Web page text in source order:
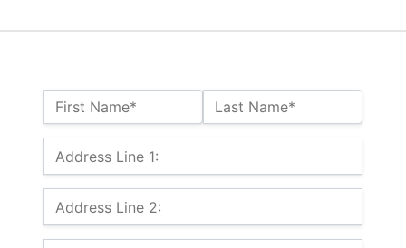
Name:*
First Name* Last Name*
Billing Address
Address Line 1:
Address Line 2: